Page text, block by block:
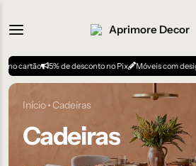
5% de desconto no Pix Móveis com design assinado
Início Cadeiras
Cadeiras